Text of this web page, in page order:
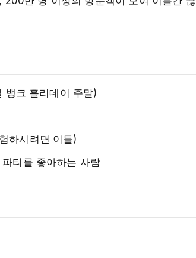
크 홀리데이 주말)
하시려면 이틀)
티를 좋아하는 사람